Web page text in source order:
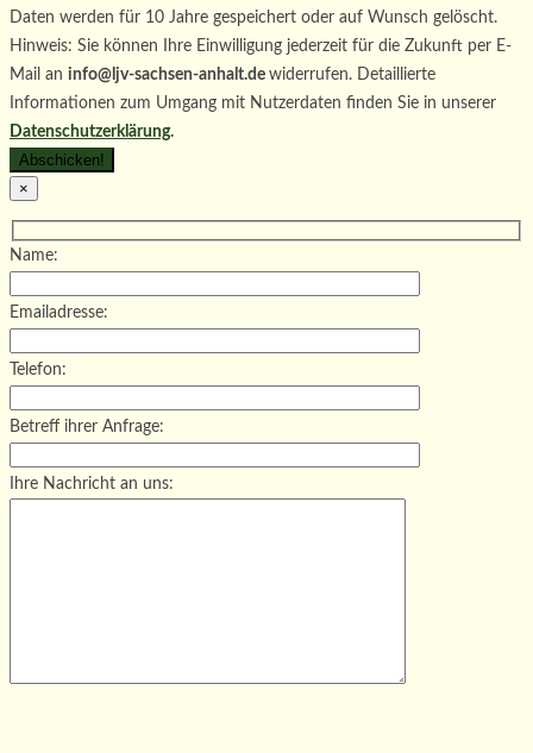
Daten werden für 10 Jahre gespeichert oder auf Wunsch gelöscht.
Hinweis: Sie können Ihre Einwilligung jederzeit für die Zukunft per E-
Mail an info@ljv-sachsen-anhalt.de widerrufen. Detaillierte
Informationen zum Umgang mit Nutzerdaten finden Sie in unserer
Datenschutzerklärung.
×
Name:
Emailadresse:
Telefon:
Betreff ihrer Anfrage:
Ihre Nachricht an uns: